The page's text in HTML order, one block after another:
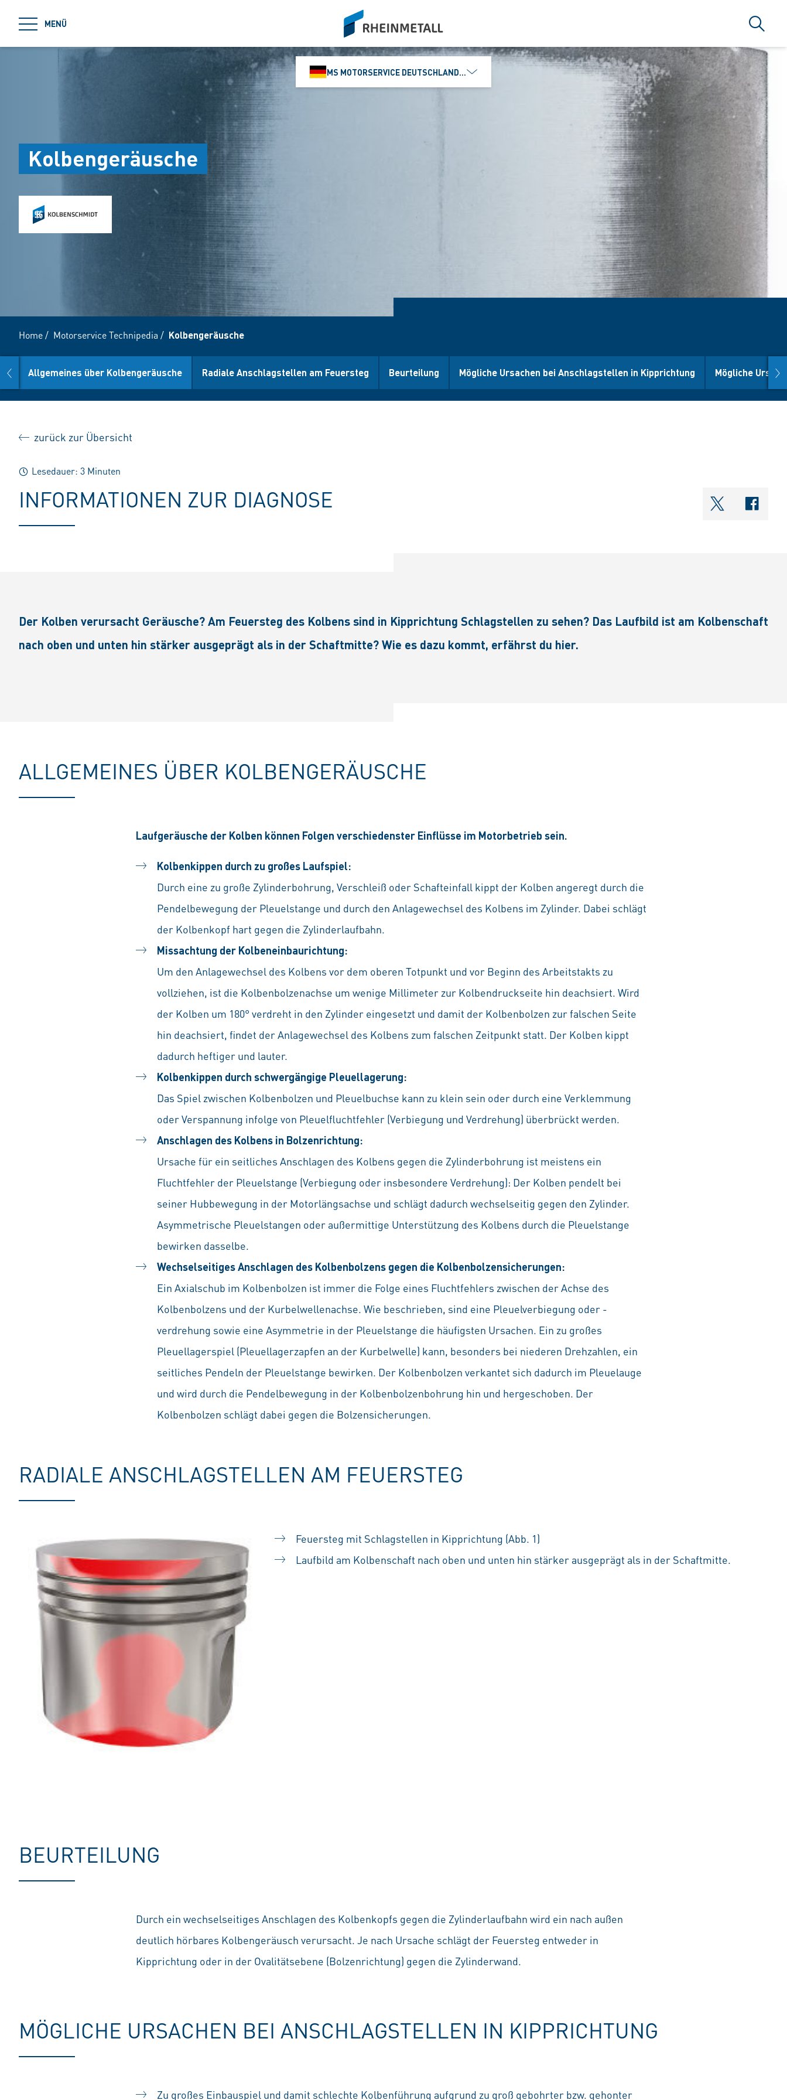
MENÜ
siteLogo
Suche
MS MOTORSERVICE DEUTSCHLAND GMBH
Kolbengeräusche
Home/ Motorservice Technipedia / Kolbengeräusche
prev Allgemeines über Kolbengeräusche Radiale Anschlagstellen am Feuersteg Beurteilung Mögliche Ursachen bei Anschlagstellen in Kipprichtung Mögliche
zurück zur Übersicht
Lesedauer: 3 Minuten
INFORMATIONEN ZUR DIAGNOSE
Der Kolben verursacht Geräusche? Am Feuersteg des Kolbens sind in Kipprichtung Schlagstellen zu sehen? Das Laufbild ist am Kolbenschaft
nach oben und unten hin stärker ausgeprägt als in der Schaftmitte? Wie es dazu kommt, erfährst du hier.
ALLGEMEINES ÜBER KOLBENGERÄUSCHE
Laufgeräusche der Kolben können Folgen verschiedenster Einflüsse im Motorbetrieb sein.
Kolbenkippen durch zu großes Laufspiel:
Durch eine zu große Zylinderbohrung, Verschleiß oder Schafteinfall kippt der Kolben angeregt durch die
Pendelbewegung der Pleuelstange und durch den Anlagewechsel des Kolbens im Zylinder. Dabei schlägt
der Kolbenkopf hart gegen die Zylinderlaufbahn.
Missachtung der Kolbeneinbaurichtung:
Um den Anlagewechsel des Kolbens vor dem oberen Totpunkt und vor Beginn des Arbeitstakts zu
vollziehen, ist die Kolbenbolzenachse um wenige Millimeter zur Kolbendruckseite hin deachsiert. Wird
der Kolben um 180° verdreht in den Zylinder eingesetzt und damit der Kolbenbolzen zur falschen Seite
hin deachsiert, findet der Anlagewechsel des Kolbens zum falschen Zeitpunkt statt. Der Kolben kippt
dadurch heftiger und lauter.
Kolbenkippen durch schwergängige Pleuellagerung:
Das Spiel zwischen Kolbenbolzen und Pleuelbuchse kann zu klein sein oder durch eine Verklemmung
oder Verspannung infolge von Pleuelfluchtfehler (Verbiegung und Verdrehung) überbrückt werden.
Anschlagen des Kolbens in Bolzenrichtung:
Ursache für ein seitliches Anschlagen des Kolbens gegen die Zylinderbohrung ist meistens ein
Fluchtfehler der Pleuelstange (Verbiegung oder insbesondere Verdrehung): Der Kolben pendelt bei
seiner Hubbewegung in der Motorlängsachse und schlägt dadurch wechselseitig gegen den Zylinder.
Asymmetrische Pleuelstangen oder außermittige Unterstützung des Kolbens durch die Pleuelstange
bewirken dasselbe.
Wechselseitiges Anschlagen des Kolbenbolzens gegen die Kolbenbolzensicherungen:
Ein Axialschub im Kolbenbolzen ist immer die Folge eines Fluchtfehlers zwischen der Achse des
Kolbenbolzens und der Kurbelwellenachse. Wie beschrieben, sind eine Pleuelverbiegung oder -
verdrehung sowie eine Asymmetrie in der Pleuelstange die häufigsten Ursachen. Ein zu großes
Pleuellagerspiel (Pleuellagerzapfen an der Kurbelwelle) kann, besonders bei niederen Drehzahlen, ein
seitliches Pendeln der Pleuelstange bewirken. Der Kolbenbolzen verkantet sich dadurch im Pleuelauge
und wird durch die Pendelbewegung in der Kolbenbolzenbohrung hin und hergeschoben. Der
Kolbenbolzen schlägt dabei gegen die Bolzensicherungen.
RADIALE ANSCHLAGSTELLEN AM FEUERSTEG
Feuersteg mit Schlagstellen in Kipprichtung (Abb. 1)
Laufbild am Kolbenschaft nach oben und unten hin stärker ausgeprägt als in der Schaftmitte.
BEURTEILUNG
Durch ein wechselseitiges Anschlagen des Kolbenkopfs gegen die Zylinderlaufbahn wird ein nach außen
deutlich hörbares Kolbengeräusch verursacht. Je nach Ursache schlägt der Feuersteg entweder in
Kipprichtung oder in der Ovalitätsebene (Bolzenrichtung) gegen die Zylinderwand.
MÖGLICHE URSACHEN BEI ANSCHLAGSTELLEN IN KIPPRICHTUNG
Zu großes Einbauspiel und damit schlechte Kolbenführung aufgrund zu groß gebohrter bzw. gehonter